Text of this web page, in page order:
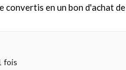
convertis en un bon d'achat de
fois